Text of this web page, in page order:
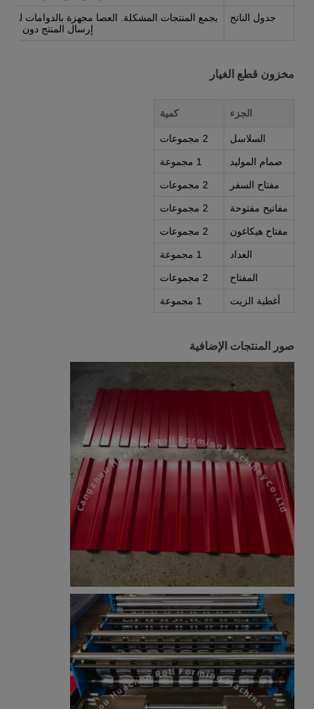
جدول الناتج
يجمع المنتجات المشكلة. العصا مجهزة بالدوامات
إرسال المنتج دون
مخزون قطع الغيار
الجزء كمية
السلاسل 2 مجموعات
صمام الموليد 1 مجموعة
مفتاح السفر 2 مجموعات
مفاتيح مفتوحة 2 مجموعات
مفتاح هيكاغون 2 مجموعات
العداد 1 مجموعة
المفتاح 2 مجموعات
أغطية الزيت 1 مجموعة
صور المنتجات الإضافية